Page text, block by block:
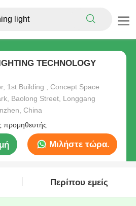
TECHNOLOGY
1st Building , Concept Space
Baolong Street, Longgang
China
προμηθευτής
Μιλήστε τώρα.
Περίπου εμείς